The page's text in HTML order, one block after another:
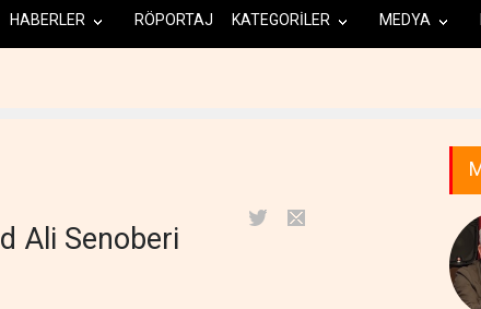
HABERLER RÖPORTAJ KATEGORİLER MEDYA
Ali Senoberi